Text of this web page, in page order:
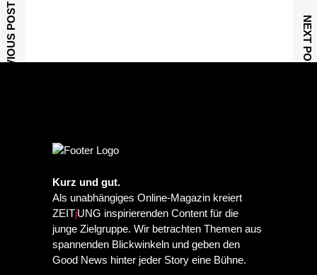
PREVIOUS POST NEXT POST
Kurz und gut.
Als unabhängiges Online-Magazin kreiert
ZEITjUNG inspirierenden Content für die
junge Zielgruppe. Wir betrachten Themen aus
spannenden Blickwinkeln und geben den
Good News hinter jeder Story eine Bühne.